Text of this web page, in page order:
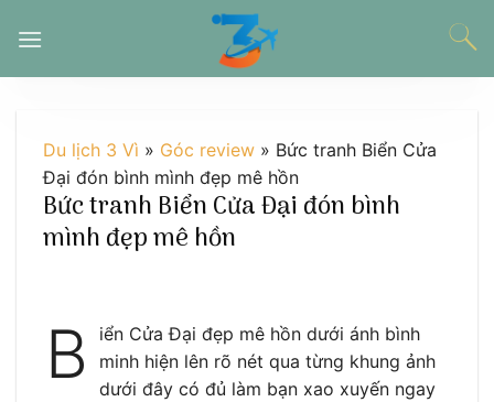
đến
Du lịch 3 Vì » Góc review » Bức tranh Biển Cửa
Đại đón bình mình đẹp mê hồn
Bức tranh Biển Cửa Đại đón bình
mình đẹp mê hồn
B
iển Cửa Đại đẹp mê hồn dưới ánh bình
minh hiện lên rõ nét qua từng khung ảnh
dưới đây có đủ làm bạn xao xuyến ngay